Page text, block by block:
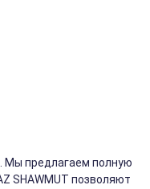
Мы предлагаем полную
SHAWMUT позволяют